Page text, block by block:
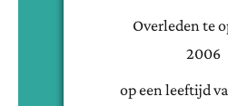
Overleden te
2006
op een leeftijd